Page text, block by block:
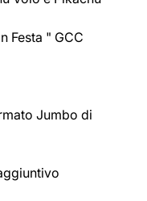
Festa " GCC
Jumbo di